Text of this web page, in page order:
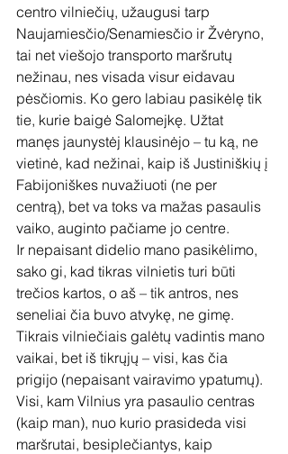
centro vilniečių, užaugusi tarp
Naujamiesčio/Senamiesčio ir Žvėryno,
tai net viešojo transporto maršrutų
nežinau, nes visada visur eidavau
pėsčiomis. Ko gero labiau pasikėlę tik
tie, kurie baigė Salomejkę. Užtat
manęs jaunystėj klausinėjo – tu ką, ne
vietinė, kad nežinai, kaip iš Justiniškių į
Fabijoniškes nuvažiuoti (ne per
centrą), bet va toks va mažas pasaulis
vaiko, auginto pačiame jo centre.
Ir nepaisant didelio mano pasikėlimo,
sako gi, kad tikras vilnietis turi būti
trečios kartos, o aš – tik antros, nes
seneliai čia buvo atvykę, ne gimę.
Tikrais vilniečiais galėtų vadintis mano
vaikai, bet iš tikrųjų – visi, kas čia
prigijo (nepaisant vairavimo ypatumų).
Visi, kam Vilnius yra pasaulio centras
(kaip man), nuo kurio prasideda visi
maršrutai, besiplečiantys, kaip